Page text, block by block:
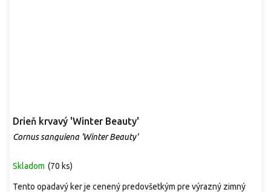
Drieň krvavý 'Winter Beauty'
Cornus sanguiena 'Winter Beauty'
Skladom (70 ks)
Tento opadavý ker je cenený predovšetkým pre výrazný zimný